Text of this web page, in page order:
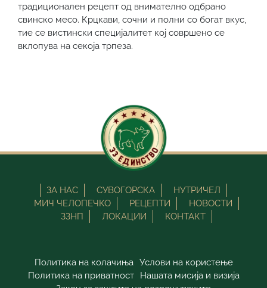
традиционален рецепт од внимателно одбрано
свинско месо. Крцкави, сочни и полни со богат вкус,
тие се вистински специјалитет кој совршено се
вклопува на секоја трпеза.
ЗА НАС СУВОГОРСКА
НУТРИЧЕЛ
МИЧ ЧЕЛОПЕЧКО
РЕЦЕПТИ
НОВОСТИ
ЗЗНП
ЛОКАЦИИ КОНТАКТ
Политика на колачиња Услови на користење
Политика на приватност
Нашата мисија и визија